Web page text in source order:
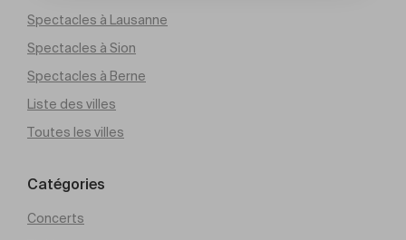
Spectacles à Lausanne
Spectacles à Sion
Spectacles à Berne
Liste des villes
Toutes les villes
Catégories
Concerts